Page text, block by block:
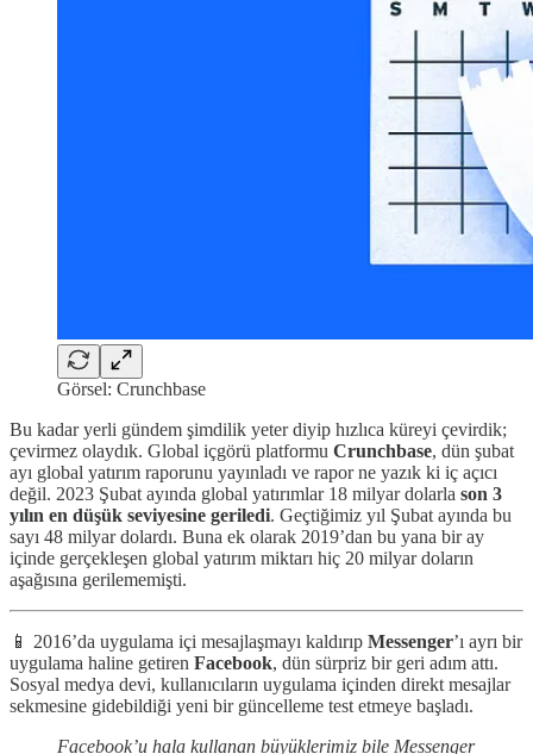
Görsel: Crunchbase
Bu kadar yerli gündem şimdilik yeter diyip hızlıca küreyi çevirdik;
çevirmez olaydık. Global içgörü platformu Crunchbase, dün şubat
ayı global yatırım raporunu yayınladı ve rapor ne yazık ki iç açıcı
değil. 2023 Şubat ayında global yatırımlar 18 milyar dolarla son 3
yılın en düşük seviyesine geriledi. Geçtiğimiz yıl Şubat ayında bu
sayı 48 milyar dolardı. Buna ek olarak 2019’dan bu yana bir ay
içinde gerçekleşen global yatırım miktarı hiç 20 milyar doların
aşağısına gerilememişti.
📱 2016’da uygulama içi mesajlaşmayı kaldırıp Messenger’ı ayrı bir
uygulama haline getiren Facebook, dün sürpriz bir geri adım attı.
Sosyal medya devi, kullanıcıların uygulama içinden direkt mesajlar
sekmesine gidebildiği yeni bir güncelleme test etmeye başladı.
Facebook’u hala kullanan büyüklerimiz bile Messenger